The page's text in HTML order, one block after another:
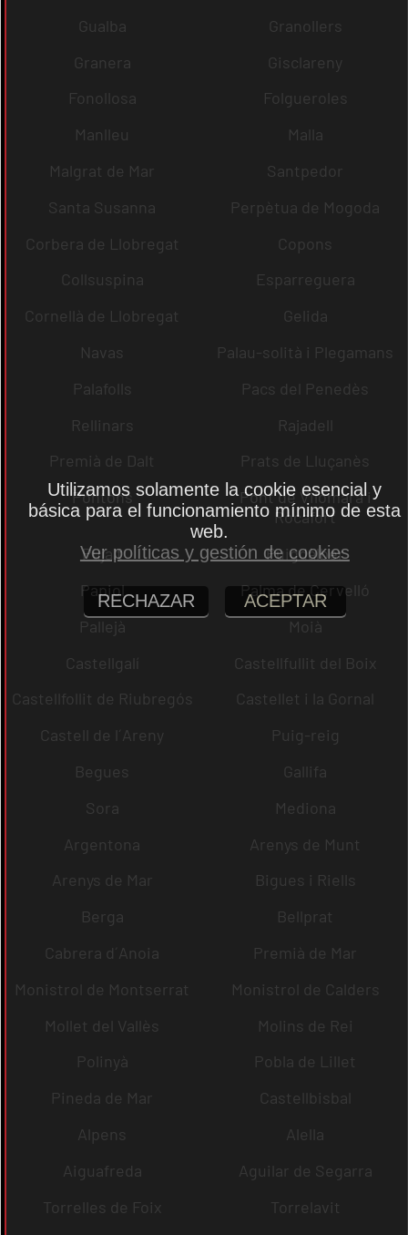
Gualba
Granollers
Granera
Gisclareny
Fonollosa
Folgueroles
Manlleu
Malla
Malgrat de Mar
Santpedor
Santa Susanna
Perpètua de Mogoda
Corbera de Llobregat
Copons
Collsuspina
Esparreguera
Cornellà de Llobregat
Gelida
Navas
Palau-solità i Plegamans
Palafolls
Pacs del Penedès
Rellinars
Rajadell
Premià de Dalt
Prats de Lluçanès
Pontons
Pont de Vilomara i
Rocafort
Pujalt
Puigdàlber
Papiol
Palma de Cervelló
Pallejà
Moià
Castellgalí
Castellfullit del Boix
Castellfollit de Riubregós
Castellet i la Gornal
Castell de l´Areny
Puig-reig
Begues
Gallifa
Sora
Mediona
Argentona
Arenys de Munt
Arenys de Mar
Bigues i Riells
Berga
Bellprat
Cabrera d´Anoia
Premià de Mar
Monistrol de Montserrat
Monistrol de Calders
Mollet del Vallès
Molins de Rei
Polinyà
Pobla de Lillet
Pineda de Mar
Castellbisbal
Alpens
Alella
Aiguafreda
Aguilar de Segarra
Torrelles de Foix
Torrelavit
Utilizamos solamente la cookie esencial y
básica para el funcionamiento mínimo de esta
web.
Ver políticas y gestión de cookies
RECHAZAR ACEPTAR